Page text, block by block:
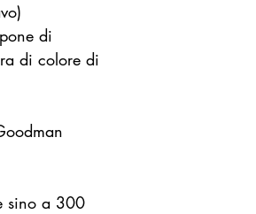
di
di colore di
sino a 300